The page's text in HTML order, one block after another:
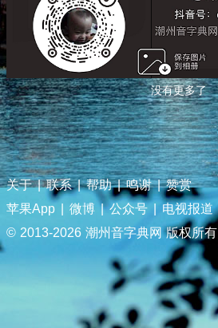
没有更多了
关于 | 联系 | 帮助 | 鸣谢 | 赞赏
苹果App
微博 | 公众号
电视报道
© 2013-2026 潮州音字典网 版权所有